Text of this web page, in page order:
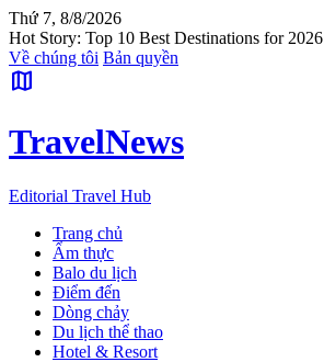
Thứ 7, 8/8/2026
Hot Story: Top 10 Best Destinations for 2026
Về chúng tôi Bản quyền
map
TravelNews
Editorial Travel Hub
Trang chủ
Ẩm thực
Balo du lịch
Điểm đến
Dòng chảy
Du lịch thể thao
Hotel & Resort